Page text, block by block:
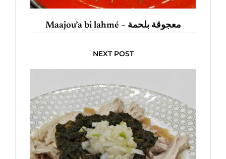
Maajou’a bi lahmé – معجوقة بلحمة
NEXT POST